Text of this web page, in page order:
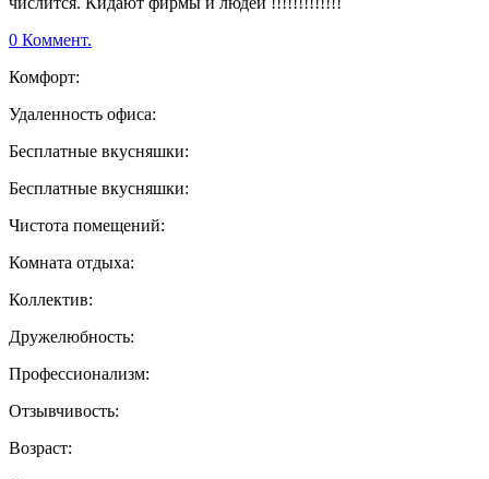
0 Коммент.
Комфорт:
Удаленность офиса:
Бесплатные вкусняшки:
Бесплатные вкусняшки:
Чистота помещений:
Комната отдыха:
Коллектив:
Дружелюбность:
Профессионализм:
Отзывчивость:
Возраст: